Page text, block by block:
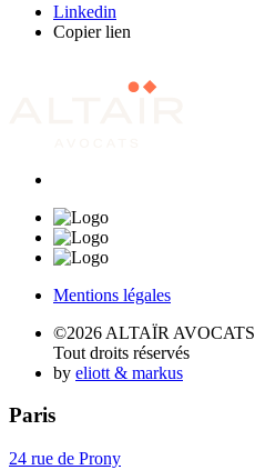
Linkedin
Copier lien
Mentions légales
©2026 ALTAÏR AVOCATS
Tout droits réservés
by eliott & markus
Paris
24 rue de Prony